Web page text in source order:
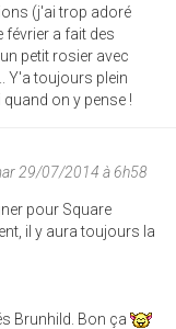
(j'ai trop adoré
février a fait des
petit rosier avec
Y'a toujours plein
on y pense !
29/07/2014 à 6h58
pour Square
il y aura toujours la
Brunhild. Bon ça